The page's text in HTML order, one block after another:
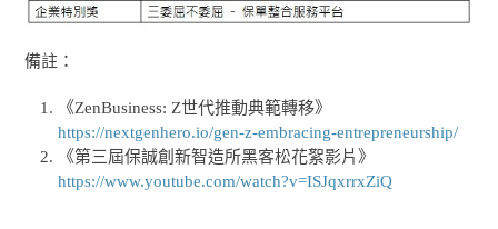
備註：
《ZenBusiness: Z世代推動典範轉移》
https://nextgenhero.io/gen-z-embracing-entrepreneurship/
《第三屆保誠創新智造所黑客松花絮影片》
https://www.youtube.com/watch?v=ISJqxrrxZiQ